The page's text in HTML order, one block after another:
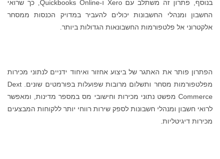
בנוסף, פתרון זה משתלב עם Xero ו-Quickbooks Online, כך שרואי
החשבון ומנהלי החשבונות יכולים להעביר במדויק הכנסות ממסחר
אלקטרוני אל פלטפורמות החשבונאות הגדולות ביותר.
הפתרון פותר את האתגר של ביצוע אחזור ואיחוד ידניים לנתוני מכירות
מפלטפורמות מסחר ותשלום מרובות שפועלות בפורמטים שונים. Dext
Commerce מפשט נתוני מכירות וחישובי מס במספר מדינות, ומאפשר
לרואי חשבון ומנהלי חשבונות לספק שירות רווחי יותר ללקוחות המבצעים
מכירות דיגיטליות.